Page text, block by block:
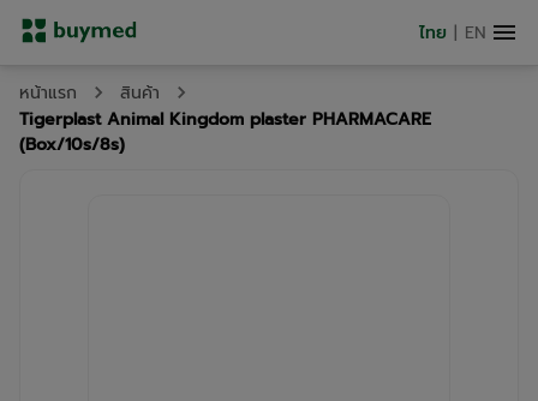
ไทย | EN
หน้าแรก
สินค้า
Tigerplast Animal Kingdom plaster PHARMACARE
(Box/10s/8s)